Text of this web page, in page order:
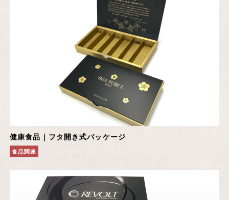
健康食品｜フタ開き式パッケージ
食品関連